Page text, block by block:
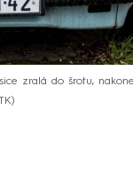
zralá do šrotu,